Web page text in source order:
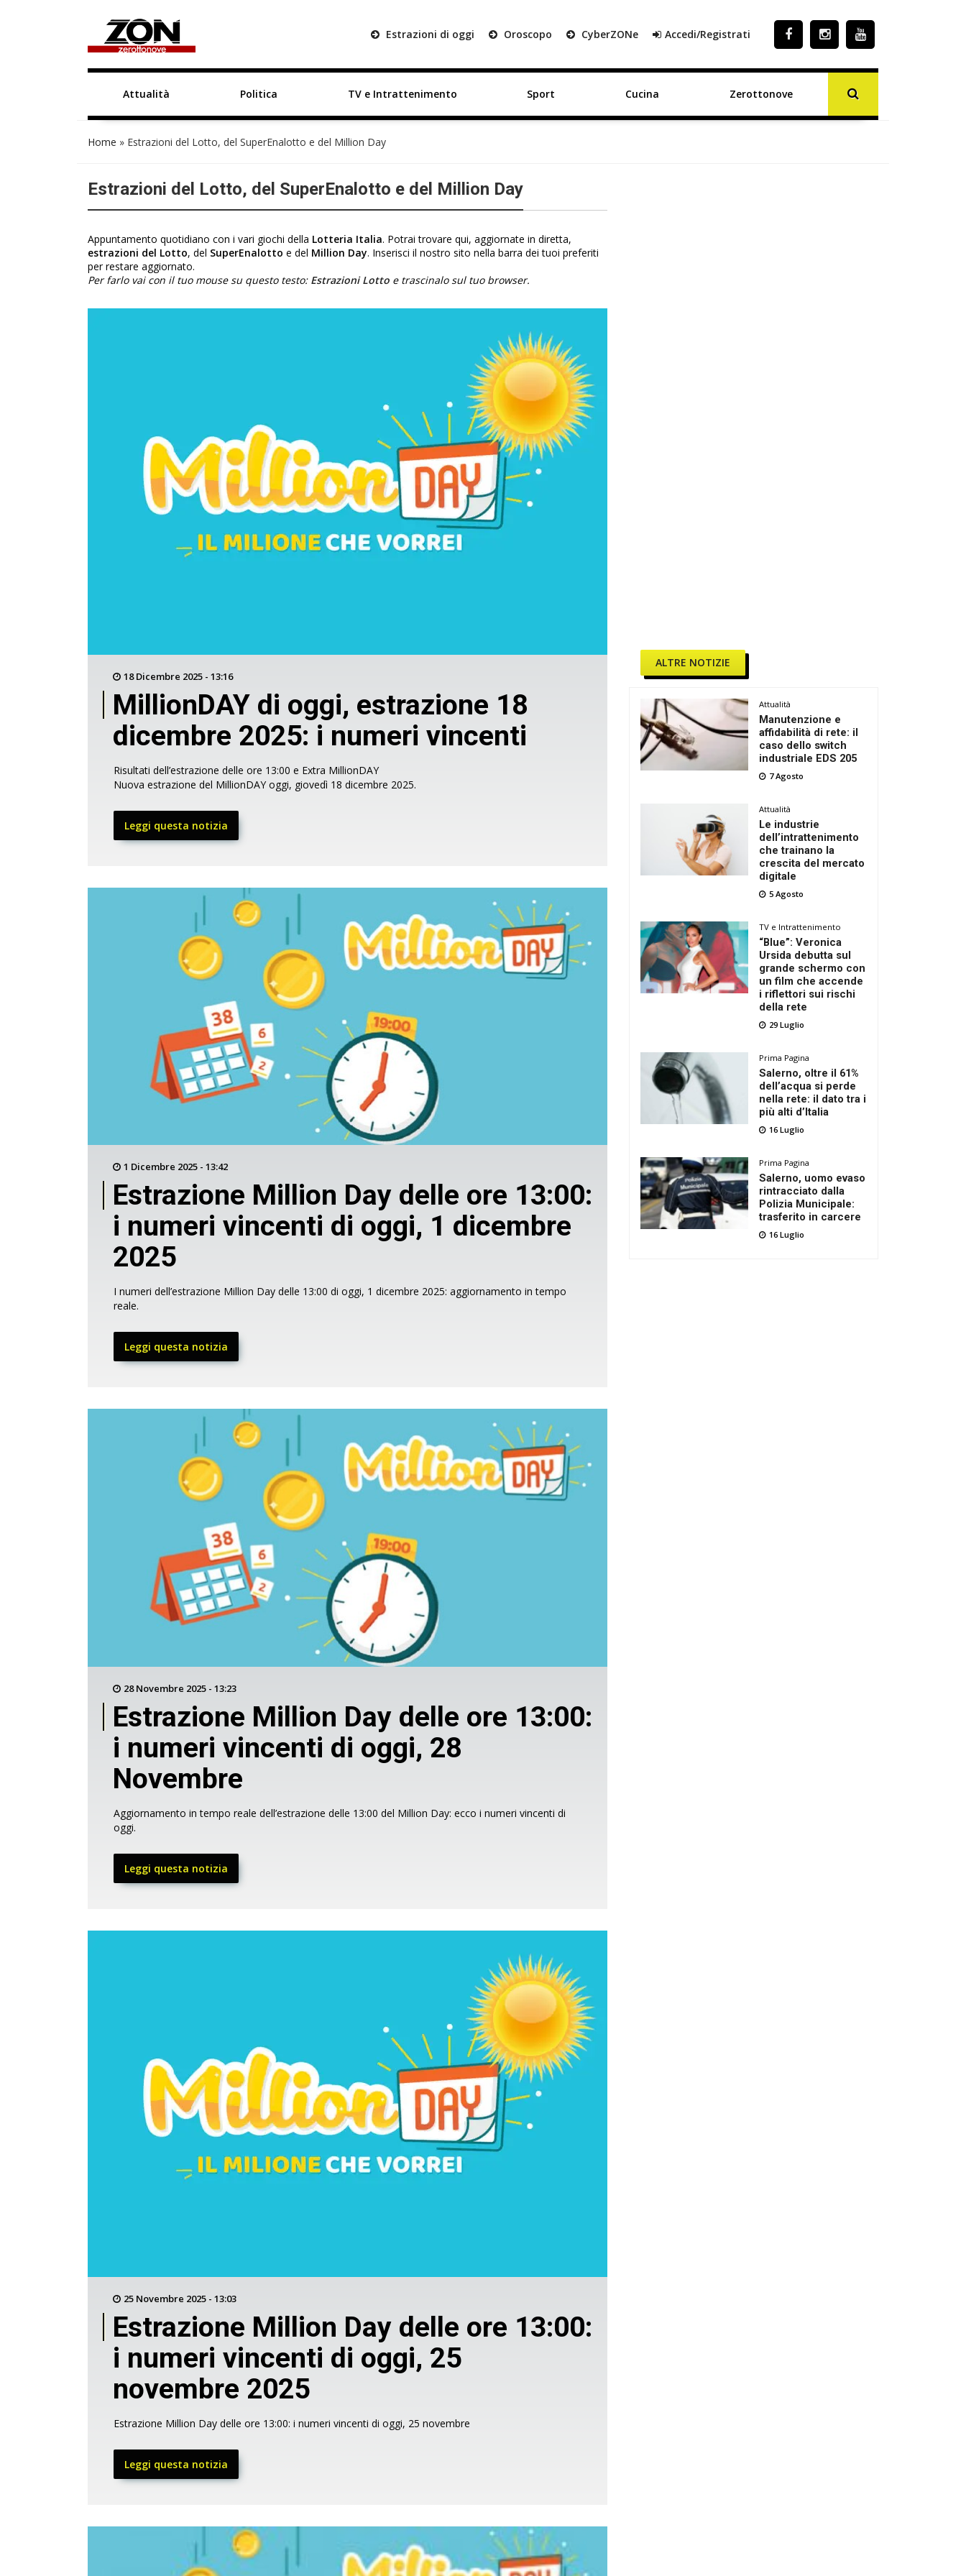
Estrazioni di oggi Oroscopo CyberZONe Accedi/Registrati
Attualità Politica TV e Intrattenimento Sport Cucina Zerottonove
Home » Estrazioni del Lotto, del SuperEnalotto e del Million Day
Estrazioni del Lotto, del SuperEnalotto e del Million Day
Appuntamento quotidiano con i vari giochi della Lotteria Italia. Potrai trovare qui, aggiornate in diretta,
estrazioni del Lotto, del SuperEnalotto e del Million Day. Inserisci il nostro sito nella barra dei tuoi preferiti
per restare aggiornato.
Per farlo vai con il tuo mouse su questo testo: Estrazioni Lotto e trascinalo sul tuo browser.
18 Dicembre 2025 - 13:16
MillionDAY di oggi, estrazione 18
dicembre 2025: i numeri vincenti
Risultati dell’estrazione delle ore 13:00 e Extra MillionDAY
Nuova estrazione del MillionDAY oggi, giovedì 18 dicembre 2025.
Leggi questa notizia
1 Dicembre 2025 - 13:42
Estrazione Million Day delle ore 13:00:
i numeri vincenti di oggi, 1 dicembre
2025
I numeri dell’estrazione Million Day delle 13:00 di oggi, 1 dicembre 2025: aggiornamento in tempo
reale.
Leggi questa notizia
28 Novembre 2025 - 13:23
Estrazione Million Day delle ore 13:00:
i numeri vincenti di oggi, 28
Novembre
Aggiornamento in tempo reale dell’estrazione delle 13:00 del Million Day: ecco i numeri vincenti di
oggi.
Leggi questa notizia
25 Novembre 2025 - 13:03
Estrazione Million Day delle ore 13:00:
i numeri vincenti di oggi, 25
novembre 2025
Estrazione Million Day delle ore 13:00: i numeri vincenti di oggi, 25 novembre
Leggi questa notizia
ALTRE NOTIZIE
Attualità
Manutenzione e
affidabilità di rete: il
caso dello switch
industriale EDS 205
7 Agosto
Attualità
Le industrie
dell’intrattenimento
che trainano la
crescita del mercato
digitale
5 Agosto
TV e Intrattenimento
“Blue”: Veronica
Ursida debutta sul
grande schermo con
un film che accende
i riflettori sui rischi
della rete
29 Luglio
Prima Pagina
Salerno, oltre il 61%
dell’acqua si perde
nella rete: il dato tra i
più alti d’Italia
16 Luglio
Prima Pagina
Salerno, uomo evaso
rintracciato dalla
Polizia Municipale:
trasferito in carcere
16 Luglio